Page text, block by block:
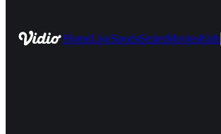
HomeLiveSportsSeriesMoviesKids